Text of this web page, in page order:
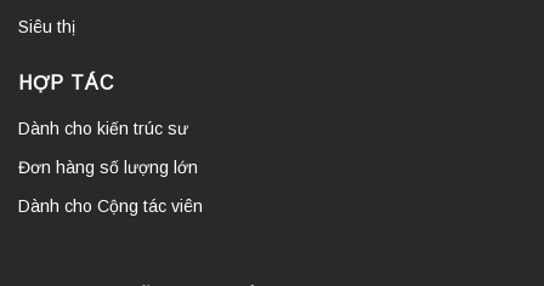
Siêu thị
HỢP TÁC
Dành cho kiến trúc sư
Đơn hàng số lượng lớn
Dành cho Cộng tác viên